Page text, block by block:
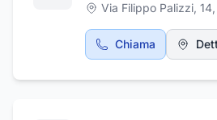
Via Filippo Palizzi, 14,
Chiama